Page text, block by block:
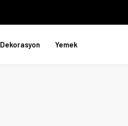
Dekorasyon Yemek